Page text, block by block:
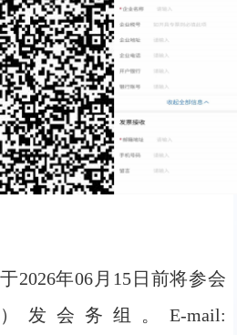
2026年06月15日前将参会
发会务组。E-mail: